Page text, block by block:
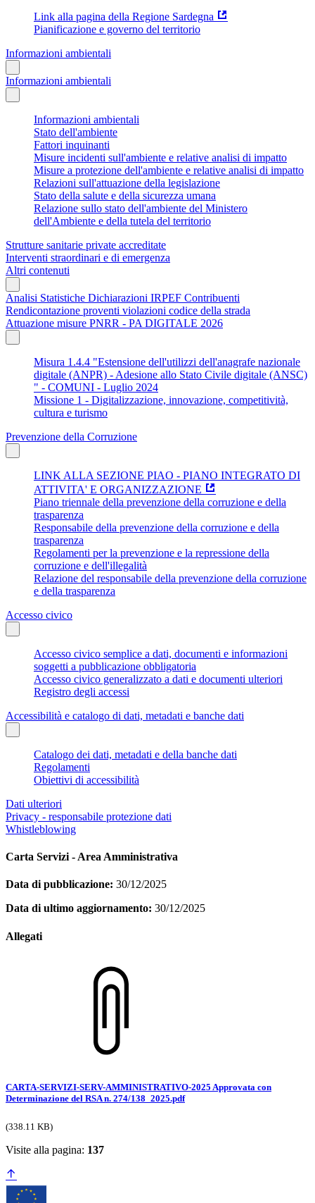
Link alla pagina della Regione Sardegna
Pianificazione e governo del territorio
Informazioni ambientali
Informazioni ambientali
Informazioni ambientali
Stato dell'ambiente
Fattori inquinanti
Misure incidenti sull'ambiente e relative analisi di impatto
Misure a protezione dell'ambiente e relative analisi di impatto
Relazioni sull'attuazione della legislazione
Stato della salute e della sicurezza umana
Relazione sullo stato dell'ambiente del Ministero
dell'Ambiente e della tutela del territorio
Strutture sanitarie private accreditate
Interventi straordinari e di emergenza
Altri contenuti
Analisi Statistiche Dichiarazioni IRPEF Contribuenti
Rendicontazione proventi violazioni codice della strada
Attuazione misure PNRR - PA DIGITALE 2026
Misura 1.4.4 "Estensione dell'utilizzi dell'anagrafe nazionale
digitale (ANPR) - Adesione allo Stato Civile digitale (ANSC)
" - COMUNI - Luglio 2024
Missione 1 - Digitalizzazione, innovazione, competitività,
cultura e turismo
Prevenzione della Corruzione
LINK ALLA SEZIONE PIAO - PIANO INTEGRATO DI
ATTIVITA' E ORGANIZZAZIONE
Piano triennale della prevenzione della corruzione e della
trasparenza
Responsabile della prevenzione della corruzione e della
trasparenza
Regolamenti per la prevenzione e la repressione della
corruzione e dell'illegalità
Relazione del responsabile della prevenzione della corruzione
e della trasparenza
Accesso civico
Accesso civico semplice a dati, documenti e informazioni
soggetti a pubblicazione obbligatoria
Accesso civico generalizzato a dati e documenti ulteriori
Registro degli accessi
Accessibilità e catalogo di dati, metadati e banche dati
Catalogo dei dati, metadati e della banche dati
Regolamenti
Obiettivi di accessibilità
Dati ulteriori
Privacy - responsabile protezione dati
Whistleblowing
Carta Servizi - Area Amministrativa
Data di pubblicazione: 30/12/2025
Data di ultimo aggiornamento: 30/12/2025
Allegati
CARTA-SERVIZI-SERV-AMMINISTRATIVO-2025 Approvata con
Determinazione del RSA n. 274/138_2025.pdf
(338.11 KB)
Visite alla pagina: 137